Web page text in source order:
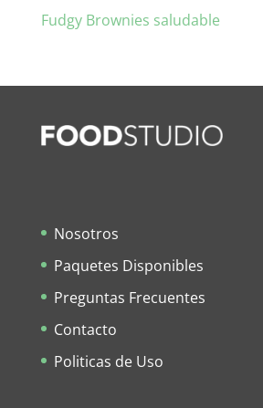
Fudgy Brownies saludable
Nosotros
Paquetes Disponibles
Preguntas Frecuentes
Contacto
Politicas de Uso